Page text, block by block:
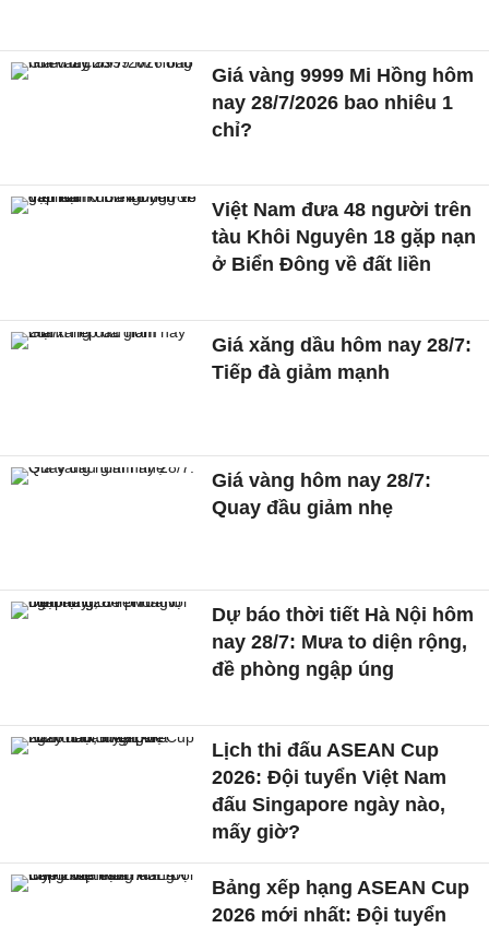
Giá vàng 9999 Mi Hồng hôm
nay 28/7/2026 bao nhiêu 1
chỉ?
Việt Nam đưa 48 người trên
tàu Khôi Nguyên 18 gặp nạn
ở Biển Đông về đất liền
Giá xăng dầu hôm nay 28/7:
Tiếp đà giảm mạnh
Giá vàng hôm nay 28/7:
Quay đầu giảm nhẹ
Dự báo thời tiết Hà Nội hôm
nay 28/7: Mưa to diện rộng,
đề phòng ngập úng
Lịch thi đấu ASEAN Cup
2026: Đội tuyển Việt Nam
đấu Singapore ngày nào,
mấy giờ?
Bảng xếp hạng ASEAN Cup
2026 mới nhất: Đội tuyển